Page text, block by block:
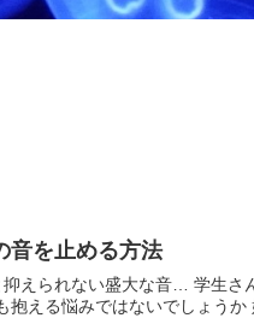
音を止める方法
悩みではないでしょうか 好きなタイミング